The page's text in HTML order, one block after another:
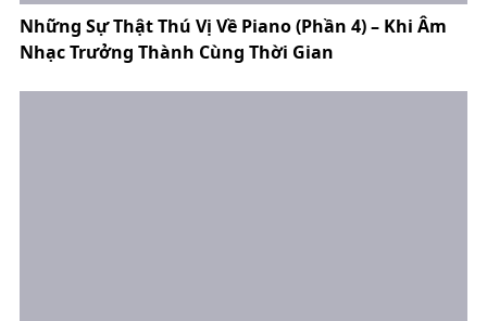
Những Sự Thật Thú Vị Về Piano (Phần 4) – Khi Âm
Nhạc Trưởng Thành Cùng Thời Gian